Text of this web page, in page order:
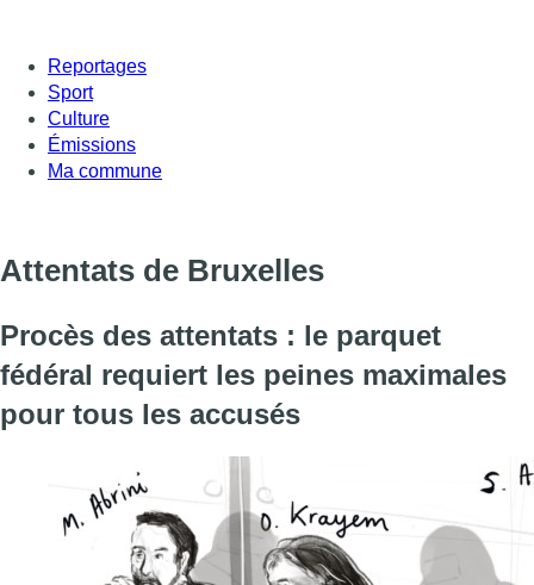
Reportages
Sport
Culture
Émissions
Ma commune
Attentats de Bruxelles
Procès des attentats : le parquet
fédéral requiert les peines maximales
pour tous les accusés